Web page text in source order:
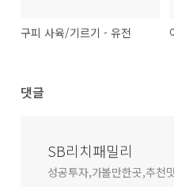
구피 사육/기르기 - 유전
댓글
SB리치패밀리
성공투자,가볼만한곳,추천